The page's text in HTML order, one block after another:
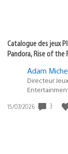
Catalogue des jeux
Pandora, Rise of the
Adam
Directeur
Date
15/07/2026 3